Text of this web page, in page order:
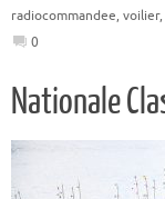
radiocommandee, voilier,
0
Nationale